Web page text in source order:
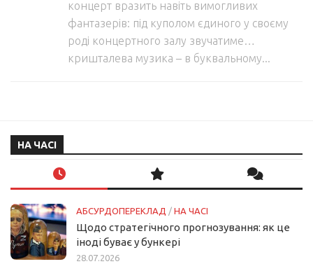
концерт вразить навіть вимогливих
фантазерів: під куполом єдиного у своєму
роді концертного залу звучатиме…
кришталева музика – в буквальному...
НА ЧАСІ
АБСУРДОПЕРЕКЛАД / НА ЧАСІ
Щодо стратегічного прогнозування: як це
іноді буває у бункері
28.07.2026